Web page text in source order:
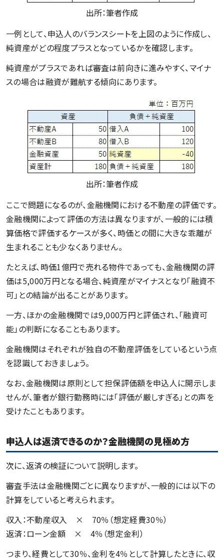
出所：筆者作成
一例として、申込人のバランスシートを上図のように作成し、
純資産がどの程度プラスとなっているかを確認します。
純資産がプラスであれば審査は前向きに進みやすく、マイナ
スの場合は融資が難航する傾向にあります。
出所：筆者作成
ここで問題になるのが、金融機関における不動産の評価です。
金融機関によって評価の方法は異なりますが、一般的には積
算価格で評価するケースが多く、時価との間に大きな乖離が
生まれることも少なくありません。
たとえば、時価1億円で売れる物件であっても、金融機関の評
価は5,000万円となる場合、純資産がマイナスとなり「融資不
可」との結論が出ることがあります。
一方、ほかの金融機関では9,000万円と評価され、「融資可
能」の判断になることもあります。
金融機関はそれぞれが独自の不動産評価をしているという点
を認識しておきましょう。
なお、金融機関は原則として担保評価額を申込人に開示しま
せんが、筆者が銀行勤務時には「評価が厳しすぎる」との声を
受けたこともあります。
申込人は返済できるのか？金融機関の見極め方
次に、返済の検証について説明します。
審査手法は金融機関ごとに異なりますが、一般的には以下の
計算をしていると考えられます。
収入：不動産収入 × 70％（想定経費30％）
返済：ローン金額 × 4％（想定金利）
つまり、経費として30％、金利を4％として計算したときに、収